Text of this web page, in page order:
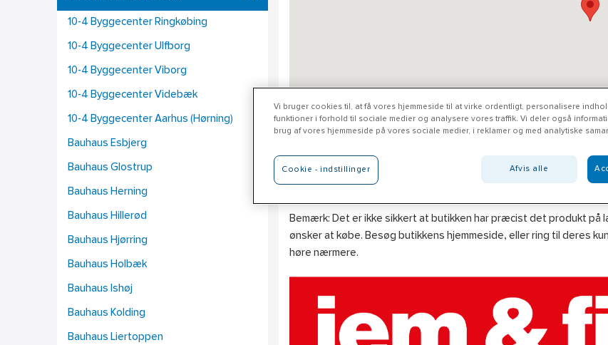
10-4 Byggecenter Ringkøbing
10-4 Byggecenter Ulfborg
10-4 Byggecenter Viborg
10-4 Byggecenter Videbæk
10-4 Byggecenter Aarhus (Hørning)
Bauhaus Esbjerg
Bauhaus Glostrup
Bauhaus Herning
Bauhaus Hillerød
Bauhaus Hjørring
Bauhaus Holbæk
Bauhaus Ishøj
Bauhaus Kolding
Bauhaus Liertoppen
Jem & Fix Elverum
Bemærk: Det er ikke sikkert at butikken har præcist det produkt på
ønsker at købe. Besøg butikkens hjemmeside, eller ring til deres
høre nærmere.
Vi bruger cookies til, at få vores hjemmeside til at virke ordentligt, personalisere
funktioner i forhold til sociale medier og analysere vores traffik. Vi deler også
brug af vores hjemmeside på vores sociale medier, i reklamer og med analytiske
Afvis alle
Cookie - indstillinger